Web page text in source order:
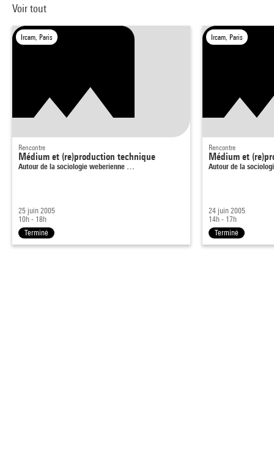
Voir tout
Ircam, Paris
Rencontre
Médium et (re)production technique
Autour de la sociologie weberienne …
25 juin 2005
10h - 18h
Terminé
Ircam, Paris
Rencontre
Médium et
Autour de la
24 juin 2005
14h - 17h
Terminé